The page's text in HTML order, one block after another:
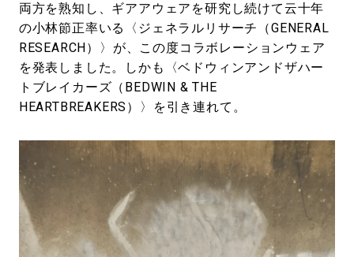
両方を熟知し、ギアアウェアを研究し続けて云十年
の小林節正率いる〈ジェネラルリサーチ（GENERAL
RESEARCH）〉が、この度コラボレーションウェア
を発表しました。しかも〈ベドウィンアンドザハー
トブレイカーズ（BEDWIN & THE
HEARTBREAKERS）〉を引き連れて。